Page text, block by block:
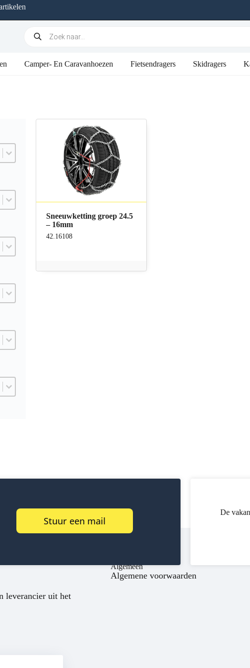
Camper- En Caravanhoezen Fietsendragers Skidragers
Sneeuwketting groep 24.5
– 16mm
42.16108
Stuur een mail
De
leverancier uit het
Algemeen
Algemene voorwaarden